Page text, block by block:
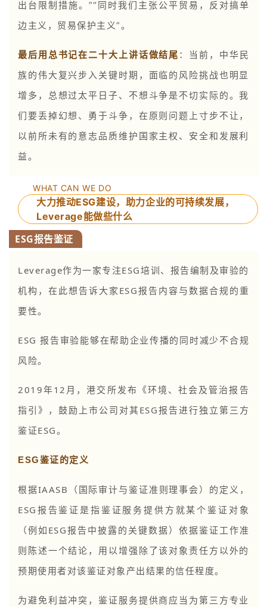
出台限制措施。”“同时我们主张公平贸易，反对搞单
边主义，贸易保护主义”。
最后用总书记在二十大上讲话做结尾 ：当前，中华民
族的伟大复兴步入关键时期，面临的风险挑战也明显
增多，总想过太平日子、不想斗争是不切实际的。我
们要丢掉幻想、勇于斗争，在原则问题上寸步不让，
以前所未有的意志品质维护国家主权、安全和发展利
益。
WHAT CAN WE DO
大力推动ESG建设，助力企业的可持续发展，
Leverage能做些什么
ESG报告鉴证
Leverage作为一家专注ESG培训、报告编制及审验的
机构，在此想告诉大家ESG报告内容与数据合规的重
要性。
ESG 报告审验能够在帮助企业传播的同时减少不合规
风险。
2019年12月，港交所发布《环境、社会及管治报告
指引》，鼓励上市公司对其ESG报告进行独立第三方
鉴证ESG。
ESG鉴证的定义
根据IAASB（国际审计与鉴证准则理事会）的定义，
ESG报告鉴证是指鉴证服务提供方就某个鉴证对象
（例如ESG报告中披露的关键数据）依据鉴证工作准
则陈述一个结论，用以增强除了该对象责任方以外的
预期使用者对该鉴证对象产出结果的信任程度。
为避免利益冲突，鉴证服务提供商应当为第三方专业